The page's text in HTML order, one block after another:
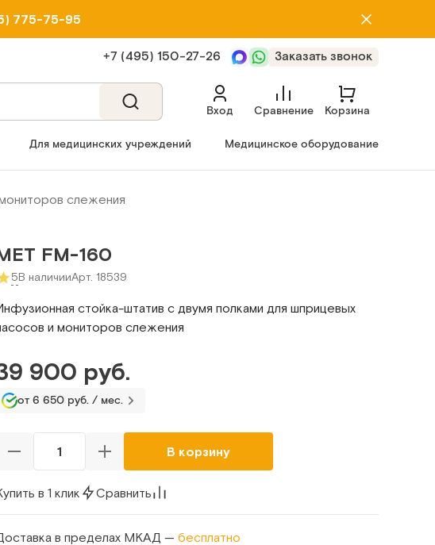
775-75-95
+7 (495) 150‑27‑26 Заказать звонок
Вход Сравнение Корзина
Для медицинских учреждений Медицинское оборудование
слежения
FM-160
5В наличииАрт. 18539
стойка-штатив с двумя полками для шприцевых
и мониторов слежения
900 руб.
от 6 650 руб. / мес.
В корзину
в 1 клик Сравнить
в пределах МКАД — бесплатно